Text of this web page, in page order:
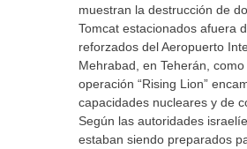
muestran la destrucción de
Tomcat estacionados afuera
reforzados del Aeropuerto
Mehrabad, en Teherán,
operación “Rising Lion”
capacidades nucleares y de
Según las autoridades
estaban siendo preparados